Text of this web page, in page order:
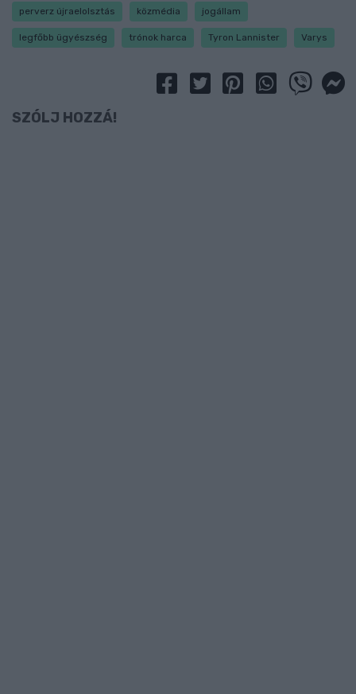
perverz újraelolsztás közmédia jogállam
legfőbb ügyészség trónok harca Tyron Lannister Varys
SZÓLJ HOZZÁ!